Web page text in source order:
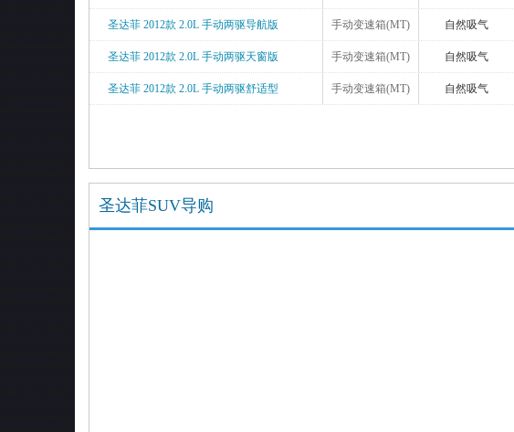
圣达菲 2012款 2.0L 手动两驱导航版 手动变速箱(MT) 自然吸气
圣达菲 2012款 2.0L 手动两驱天窗版 手动变速箱(MT) 自然吸气
圣达菲 2012款 2.0L 手动两驱舒适型 手动变速箱(MT) 自然吸气
圣达菲SUV导购